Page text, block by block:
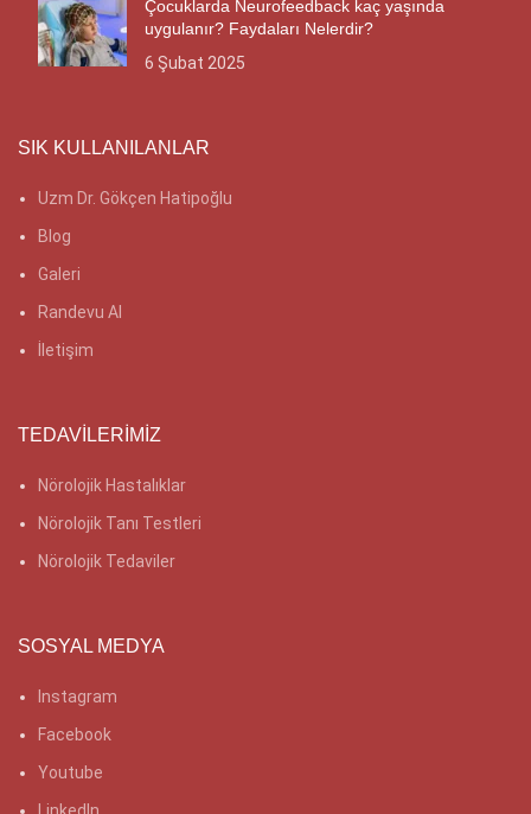
Çocuklarda Neurofeedback kaç yaşında
uygulanır? Faydaları Nelerdir?
6 Şubat 2025
SIK KULLANILANLAR
Uzm Dr. Gökçen Hatipoğlu
Blog
Galeri
Randevu Al
İletişim
TEDAVILERIMIZ
Nörolojik Hastalıklar
Nörolojik Tanı Testleri
Nörolojik Tedaviler
SOSYAL MEDYA
Instagram
Facebook
Youtube
LinkedIn